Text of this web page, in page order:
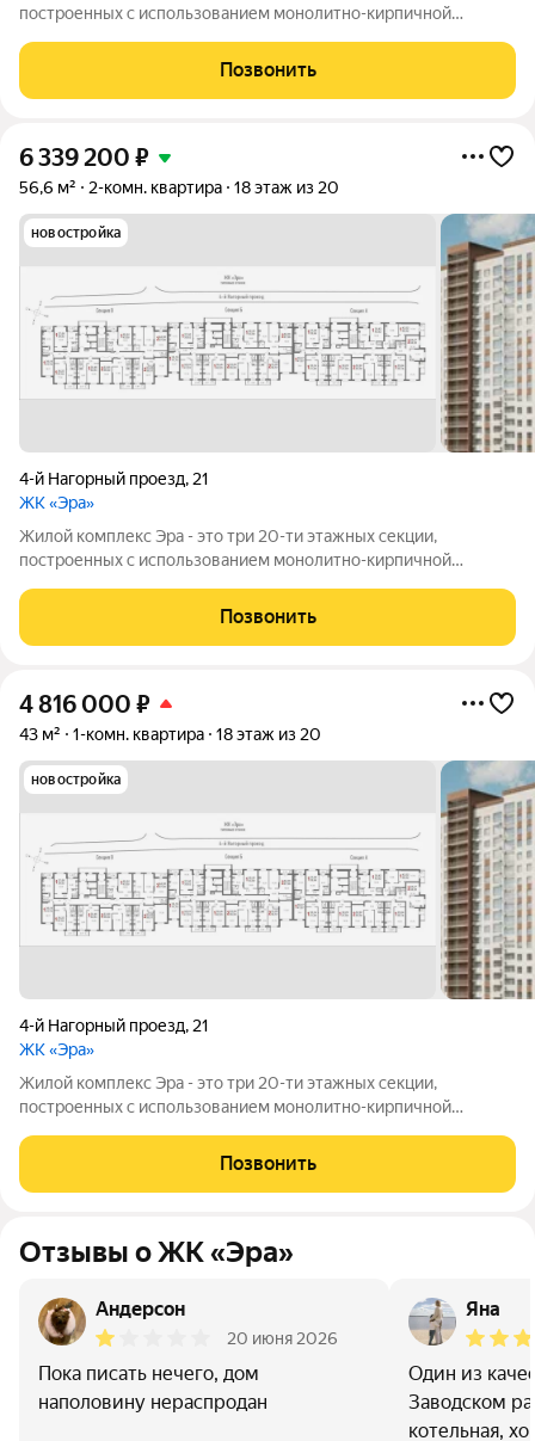
построенных с использованием монолитно-кирпичной
первый этаж и наличие крышной котельной, позволяющей
будущим жителям дома самим контролировать
Позвонить
6 339 200 ₽
56,6 м² 2-комн. квартира 18 этаж из 20
новостройка
4-й Нагорный проезд, 21
ЖК «Эра»
Жилой комплекс Эра - это три 20-ти этажных секции,
построенных с использованием монолитно-кирпичной
первый этаж и наличие крышной котельной, позволяющей
будущим жителям дома самим контролировать
Позвонить
4 816 000 ₽
43 м² 1-комн. квартира 18 этаж из 20
новостройка
4-й Нагорный проезд, 21
ЖК «Эра»
Жилой комплекс Эра - это три 20-ти этажных секции,
построенных с использованием монолитно-кирпичной
первый этаж и наличие крышной котельной, позволяющей
будущим жителям дома самим контролировать
Позвонить
Отзывы о ЖК «Эра»
Андерсон
20 июня 2026
Пока писать нечего, дом
наполовину нераспродан
Яна
Один из
Заводском
котельная,